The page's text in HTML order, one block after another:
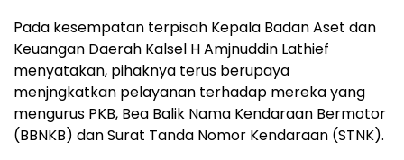
Pada kesempatan terpisah Kepala Badan Aset dan
Keuangan Daerah Kalsel H Amjnuddin Lathief
menyatakan, pihaknya terus berupaya
menjngkatkan pelayanan terhadap mereka yang
mengurus PKB, Bea Balik Nama Kendaraan Bermotor
(BBNKB) dan Surat Tanda Nomor Kendaraan (STNK).